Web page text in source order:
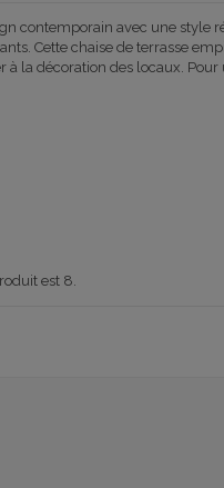
contemporain avec une style
Cette chaise de terrasse
la décoration des locaux. Pour
est 8.